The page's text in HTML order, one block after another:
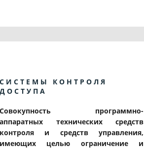
СИСТЕМЫ КОНТРОЛЯ
ДОСТУПА
Совокупность программно-
аппаратных технических средств
контроля и средств управления,
имеющих целью ограничение и